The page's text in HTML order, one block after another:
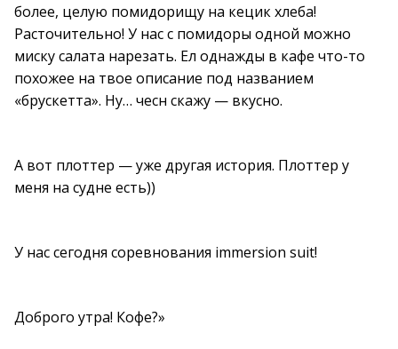
более, целую помидорищу на кецик хлеба!
Расточительно! У нас с помидоры одной можно
миску салата нарезать. Ел однажды в кафе что-то
похожее на твое описание под названием
«брускетта». Ну… чесн скажу — вкусно.
А вот плоттер — уже другая история. Плоттер у
меня на судне есть))
У нас сегодня соревнования immersion suit!
Доброго утра! Кофе?»